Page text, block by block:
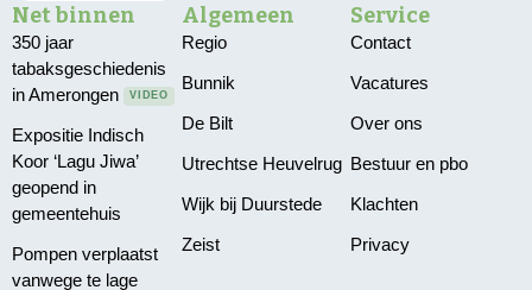
Net binnen
350 jaar
tabaksgeschiedenis
in Amerongen
VIDEO
Expositie Indisch
Koor ‘Lagu Jiwa’
geopend in
gemeentehuis
Pompen verplaatst
vanwege te lage
Algemeen
Regio
Bunnik
De Bilt
Utrechtse Heuvelrug
Wijk bij Duurstede
Zeist
Service
Contact
Vacatures
Over ons
Bestuur en pbo
Klachten
Privacy